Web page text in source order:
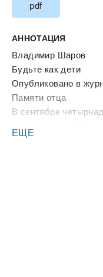
pdf
АННОТАЦИЯ
Владимир Шаров
Будьте как дети
Опубликовано в
Памяти отца
В сентябре
захлебнулось,
ЕЩЕ